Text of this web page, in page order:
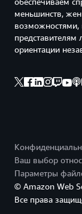
меньшинств,
возможностями,
представителям
ориентации
Ваш выбор
Параметры
© Amazon Web
Все права